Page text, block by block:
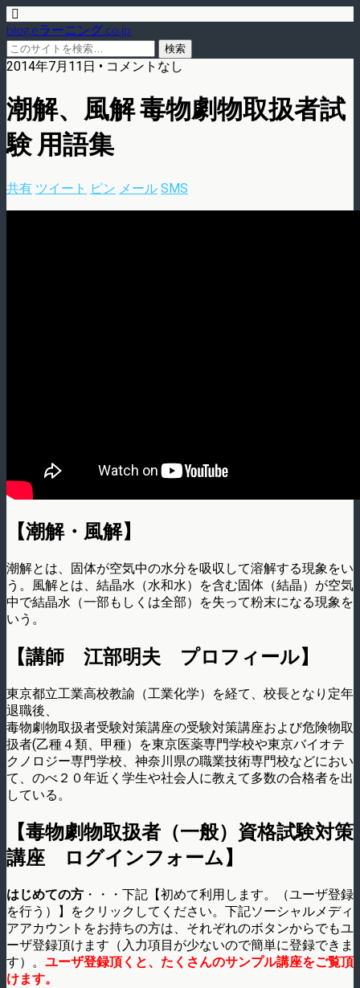
blog.eラーニング.co.jp
2014年7月11日 • コメントなし
潮解、風解 毒物劇物取扱者試
験 用語集
共有 ツイート ピン メール SMS
【潮解・風解】
潮解とは、固体が空気中の水分を吸収して溶解する現象をい
う。風解とは、結晶水（水和­水）を含む固体（結晶）が空気
中で結晶水（一部もしくは全部）を失って粉末になる現象­を
いう。
【講師 江部明夫 プロフィール】
東京都立工業高校教諭（工業化学）を経て、校長となり定年
退職後、
毒物劇物取扱者受験対策講座の受験対策講座および危険物取
扱者(乙種４類、甲種）を東­京医薬専門学校や東京バイオテ
クノロジー専門学校、神奈川県の職業技術専門校などにお­い
て、のべ２０年近く学生や社会人に教えて多数の合格者を出
している。
【毒物劇物取扱者（一般）資格試験対策
講座 ログインフォーム】
はじめての方 ・・・下記【初めて利用します。（ユーザ登録
を行う）】をクリックしてください。下記ソーシャルメディ
アアカウントをお持ちの方は、それぞれのボタンからでもユ
ーザ登録頂けます（入力項目が少ないので簡単に登録できま
す）。 ユーザ登録頂くと、たくさんのサンプル講座をご覧頂
けます。